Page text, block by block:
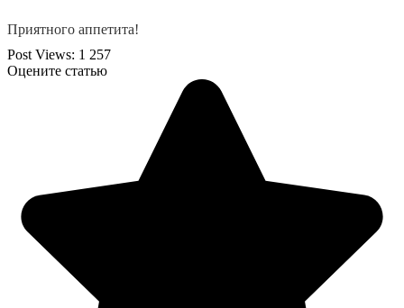
Приятного аппетита!
Post Views: 1 257
Оцените статью